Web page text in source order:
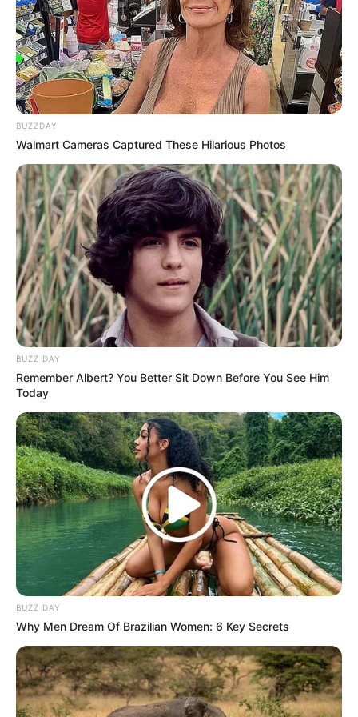
compañías buscan ganar terreno con
propuestas más modernas y exclusivas.
Sin embargo, expertos recomiendan utilizar
estas tarjetas con responsabilidad. Aunque
ofrecen enormes beneficios, también suelen
incluir cuotas anuales elevadas y tasas de
interés importantes si no se manejan
correctamente.
BUZZDAY
Walmart Cameras Captured These Hilarious Photos
BUZZ DAY
Remember Albert? You Better Sit Down Before You See Him
Today
BUZZ DAY
Why Men Dream Of Brazilian Women: 6 Key Secrets